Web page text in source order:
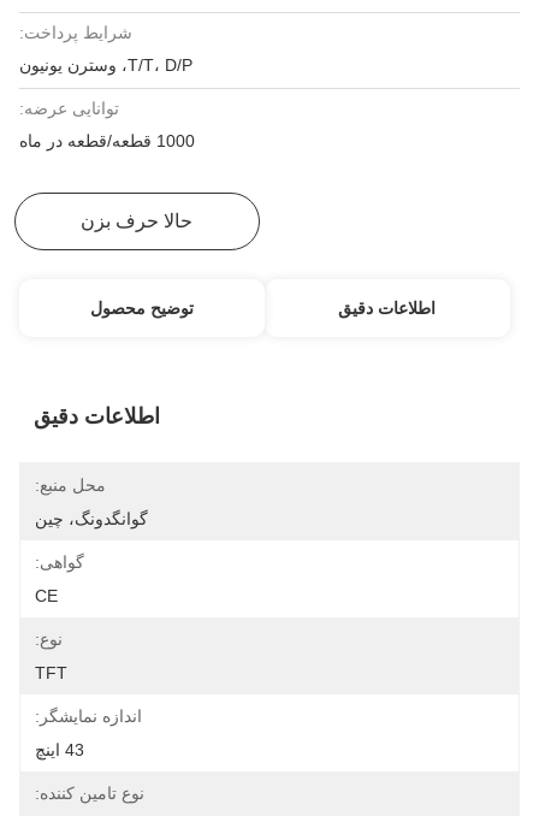
شرایط پرداخت:
T/T، D/P، وسترن یونیون
توانایی عرضه:
1000 قطعه/قطعه در ماه
حالا حرف بزن
اطلاعات دقیق توضیح محصول
اطلاعات دقیق
محل منبع:
گوانگدونگ، چین
گواهی:
CE
نوع:
TFT
اندازه نمایشگر:
43 اینچ
نوع تامین کننده: